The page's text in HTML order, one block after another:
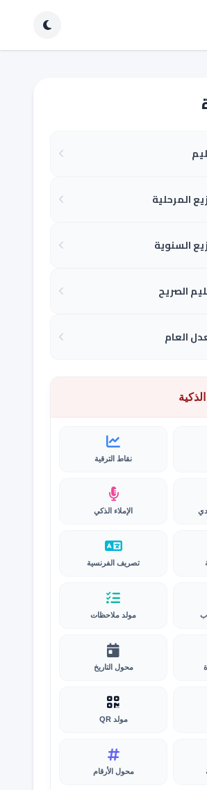
المرحلية
السنوية
الصريح
العام
نقاط الترقية
الإملاء الذكي
تصريف الفرنسية
مولد ملاحظات
محول التاريخ
مولد QR
محول الأرقام